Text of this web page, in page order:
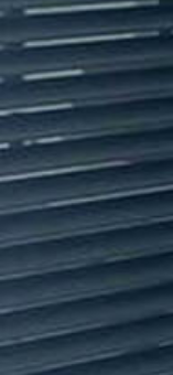
Det prisvenlige
foran eksisterende
beskytter det mod
Tekniske
Anvendelse
Produkttype
Glastykkelse